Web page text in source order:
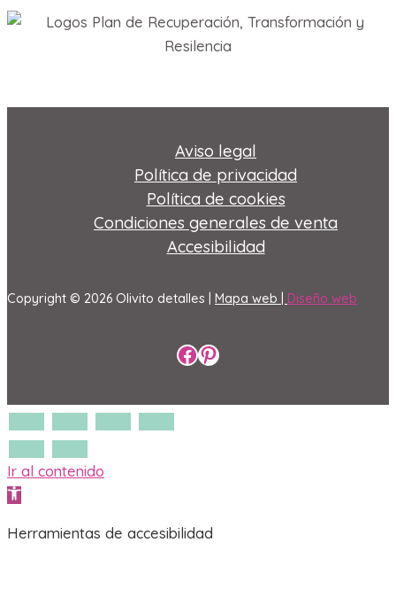
Aviso legal
Política de privacidad
Política de cookies
Condiciones generales de venta
Accesibilidad
Copyright © 2026 Olivito detalles | Mapa web | Diseño web
Perfil de Facebook
Perfil de Pinterest
Ir al contenido
Abrir barra de herramientas
Herramientas de accesibilidad